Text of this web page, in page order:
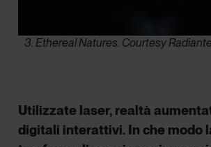
3. Ethereal Natures. Courtesy
Utilizzate laser, realtà
digitali interattivi. In che modo